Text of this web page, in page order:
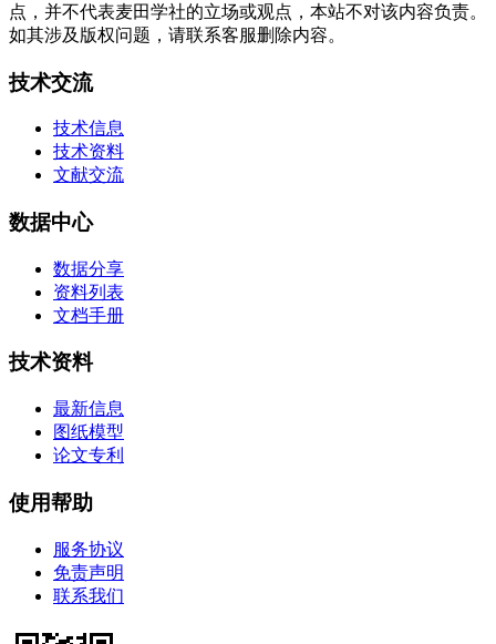
点，并不代表麦田学社的立场或观点，本站不对该内容负责。
如其涉及版权问题，请联系客服删除内容。
技术交流
技术信息
技术资料
文献交流
数据中心
数据分享
资料列表
文档手册
技术资料
最新信息
图纸模型
论文专利
使用帮助
服务协议
免责声明
联系我们